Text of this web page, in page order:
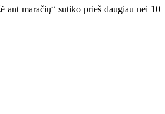
ant maračių“ sutiko prieš daugiau nei 10